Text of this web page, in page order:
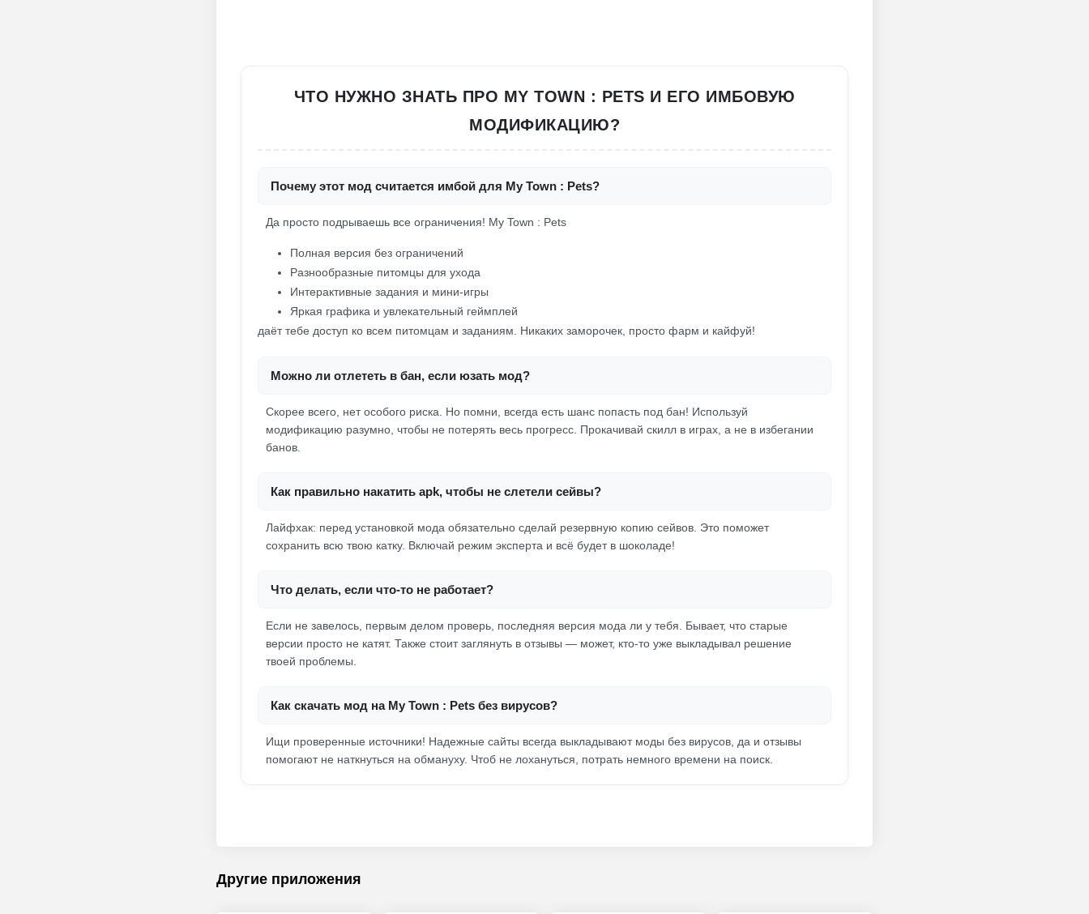
ЧТО НУЖНО ЗНАТЬ ПРО MY TOWN : PETS И ЕГО ИМБОВУЮ
МОДИФИКАЦИЮ?
Почему этот мод считается имбой для My Town : Pets?
Да просто подрываешь все ограничения! My Town : Pets
Полная версия без ограничений
Разнообразные питомцы для ухода
Интерактивные задания и мини-игры
Яркая графика и увлекательный геймплей
даёт тебе доступ ко всем питомцам и заданиям. Никаких заморочек, просто фарм и кайфуй!
Можно ли отлететь в бан, если юзать мод?
Скорее всего, нет особого риска. Но помни, всегда есть шанс попасть под бан! Используй
модификацию разумно, чтобы не потерять весь прогресс. Прокачивай скилл в играх, а не в избегании
банов.
Как правильно накатить apk, чтобы не слетели сейвы?
Лайфхак: перед установкой мода обязательно сделай резервную копию сейвов. Это поможет
сохранить всю твою катку. Включай режим эксперта и всё будет в шоколаде!
Что делать, если что-то не работает?
Если не завелось, первым делом проверь, последняя версия мода ли у тебя. Бывает, что старые
версии просто не катят. Также стоит заглянуть в отзывы — может, кто-то уже выкладывал решение
твоей проблемы.
Как скачать мод на My Town : Pets без вирусов?
Ищи проверенные источники! Надежные сайты всегда выкладывают моды без вирусов, да и отзывы
помогают не наткнуться на обмануху. Чтоб не лохануться, потрать немного времени на поиск.
Другие приложения